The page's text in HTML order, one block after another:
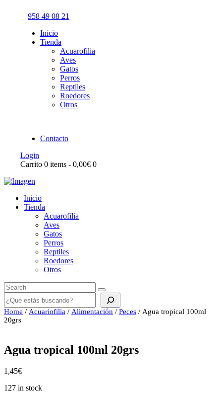
958 49 08 21
Inicio
Tienda
Acuarofilia
Aves
Gatos
Perros
Reptiles
Roedores
Otros
Contacto
Login
Carrito 0 items - 0,00€ 0
Inicio
Tienda
Acuarofilia
Aves
Gatos
Perros
Reptiles
Roedores
Otros
Buscar
Home / Acuariofilia / Alimentación / Peces / Agua tropical 100ml
20grs
Agua tropical 100ml 20grs
1,45€
127 in stock